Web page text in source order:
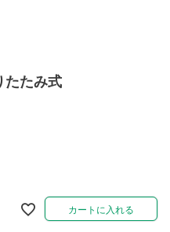
ーナー／スリッ
たたみ式
カートに入れる